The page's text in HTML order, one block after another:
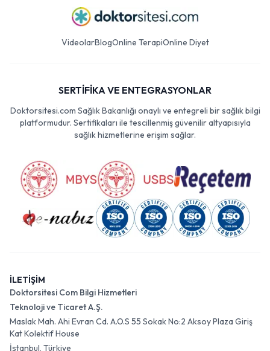
VideolarBlogOnline TerapiOnline Diyet
SERTİFİKA VE ENTEGRASYONLAR
Doktorsitesi.com Sağlık Bakanlığı onaylı ve entegreli bir sağlık bilgi
platformudur. Sertifikaları ile tescillenmiş güvenilir altyapısıyla
sağlık hizmetlerine erişim sağlar.
İLETİŞİM
Doktorsitesi Com Bilgi Hizmetleri
Teknoloji ve Ticaret A.Ş.
Maslak Mah. Ahi Evran Cd. A.O.S 55 Sokak No:2 Aksoy Plaza Giriş
Kat Kolektif House
İstanbul, Türkiye